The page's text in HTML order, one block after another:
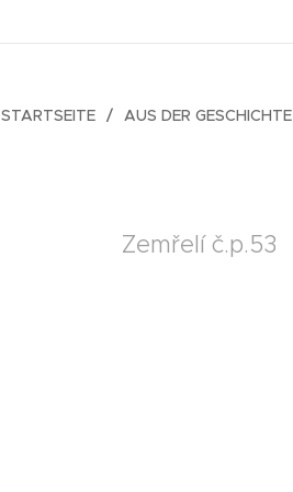
STARTSEITE AUS DER GESCHICHTE
Zemřelí č.p.53